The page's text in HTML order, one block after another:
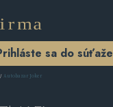
sa do súťaže
Autobazar Joker